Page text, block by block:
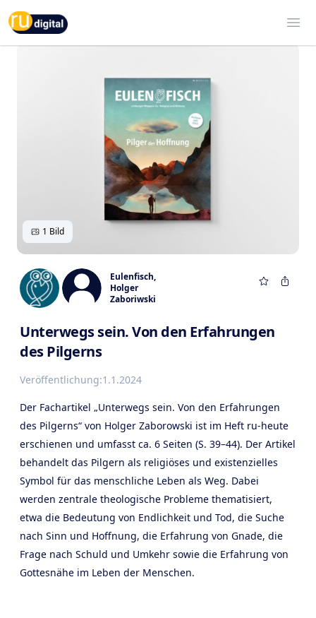
RU-digital
1 Bild
Eulenfisch,
Holger
Zaboriwski
Unterwegs sein. Von den Erfahrungen
des Pilgerns
Veröffentlichung:1.1.2024
Der Fachartikel „Unterwegs sein. Von den Erfahrungen
des Pilgerns“ von Holger Zaborowski ist im Heft ru-heute
erschienen und umfasst ca. 6 Seiten (S. 39–44). Der Artikel
behandelt das Pilgern als religiöses und existenzielles
Symbol für das menschliche Leben als Weg. Dabei
werden zentrale theologische Probleme thematisiert,
etwa die Bedeutung von Endlichkeit und Tod, die Suche
nach Sinn und Hoffnung, die Erfahrung von Gnade, die
Frage nach Schuld und Umkehr sowie die Erfahrung von
Gottesnähe im Leben der Menschen.